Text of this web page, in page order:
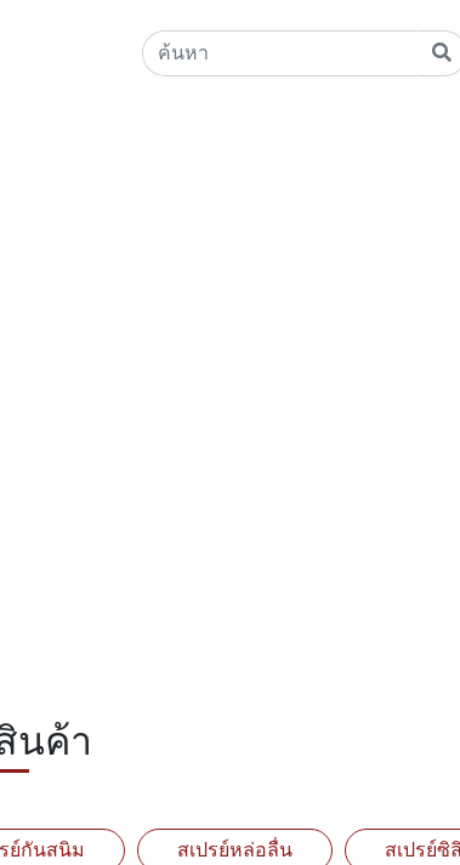
นค้า
ย์กันสนิม สเปรย์หล่อลื่น สเปรย์